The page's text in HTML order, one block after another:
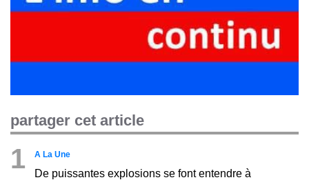
partager cet article
1 A La Une
De puissantes explosions se font entendre à